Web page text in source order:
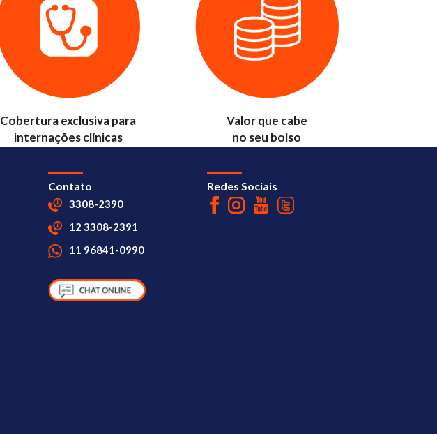
Cobertura exclusiva para
internações clínicas
Valor que cabe
no seu bolso
Contato
3308-2390
12 3308-2391
11 96841-0990
Redes Sociais